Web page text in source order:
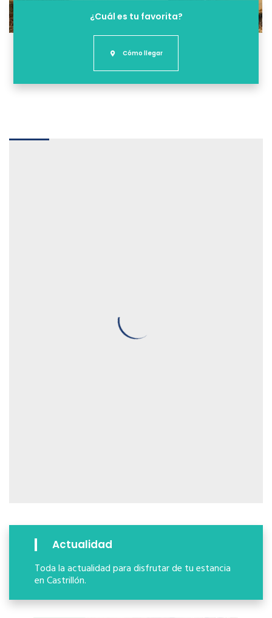
¿Cuál es tu favorita?
Cómo llegar
Actualidad
Toda la actualidad para disfrutar de tu estancia
en Castrillón.